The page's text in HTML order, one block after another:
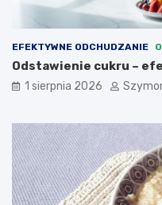
EFEKTYWNE ODCHUDZANIE
Odstawienie cukru –
1 sierpnia 2026